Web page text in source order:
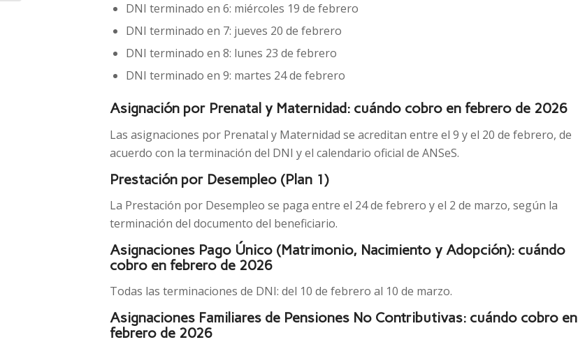
DNI terminado en 6: miércoles 19 de febrero
DNI terminado en 7: jueves 20 de febrero
DNI terminado en 8: lunes 23 de febrero
DNI terminado en 9: martes 24 de febrero
Asignación por Prenatal y Maternidad: cuándo cobro en febrero de 2026
Las asignaciones por Prenatal y Maternidad se acreditan entre el 9 y el 20 de febrero, de
acuerdo con la terminación del DNI y el calendario oficial de ANSeS.
Prestación por Desempleo (Plan 1)
La Prestación por Desempleo se paga entre el 24 de febrero y el 2 de marzo, según la
terminación del documento del beneficiario.
Asignaciones Pago Único (Matrimonio, Nacimiento y Adopción): cuándo
cobro en febrero de 2026
Todas las terminaciones de DNI: del 10 de febrero al 10 de marzo.
Asignaciones Familiares de Pensiones No Contributivas: cuándo cobro en
febrero de 2026